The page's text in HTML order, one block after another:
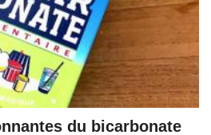
du bicarbonate